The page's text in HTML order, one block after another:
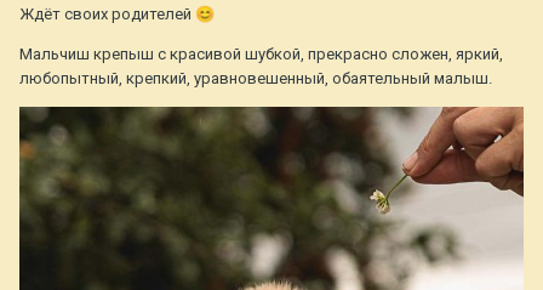
Ждёт своих родителей 😊
Мальчиш крепыш с красивой шубкой, прекрасно сложен, яркий,
любопытный, крепкий, уравновешенный, обаятельный малыш.